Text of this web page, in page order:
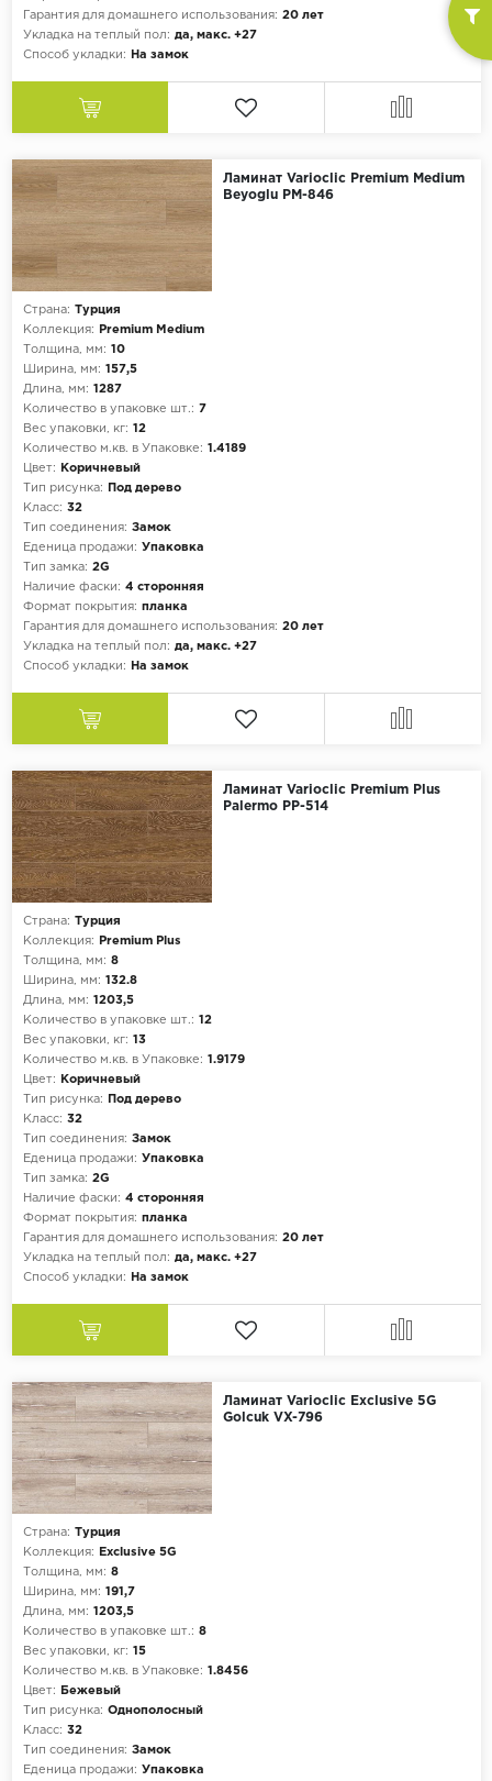
Гарантия для домашнего использования: 20 лет
Укладка на теплый пол: да, макс. +27
Способ укладки:
На замок
Ламинат Varioclic Premium Medium
Beyoglu PM-846
Страна: Турция
Коллекция:
Premium Medium
Толщина, мм: 10
Ширина, мм: 157,5
Длина, мм: 1287
Количество в упаковке шт.: 7
Вес упаковки, кг: 12
Количество м.кв. в Упаковке: 1.4189
Цвет:
Коричневый
Тип рисунка:
Под дерево
Класс: 32
Тип соединения: Замок
Еденица продажи: Упаковка
Тип замка: 2G
Наличие фаски: 4 сторонняя
Формат покрытия: планка
Гарантия для домашнего использования: 20 лет
Укладка на теплый пол: да, макс. +27
Способ укладки:
На замок
Ламинат Varioclic Premium Plus
Palermo PP-514
Страна: Турция
Коллекция:
Premium Plus
Толщина, мм: 8
Ширина, мм: 132.8
Длина, мм: 1203,5
Количество в упаковке шт.: 12
Вес упаковки, кг: 13
Количество м.кв. в Упаковке: 1.9179
Цвет:
Коричневый
Тип рисунка:
Под дерево
Класс: 32
Тип соединения: Замок
Еденица продажи: Упаковка
Тип замка: 2G
Наличие фаски: 4 сторонняя
Формат покрытия: планка
Гарантия для домашнего использования: 20 лет
Укладка на теплый пол: да, макс. +27
Способ укладки:
На замок
Ламинат Varioclic Exclusive 5G
Golcuk VX-796
Страна: Турция
Коллекция:
Exclusive 5G
Толщина, мм: 8
Ширина, мм: 191,7
Длина, мм: 1203,5
Количество в упаковке шт.: 8
Вес упаковки, кг: 15
Количество м.кв. в Упаковке: 1.8456
Цвет:
Бежевый
Тип рисунка: Однополосный
Класс: 32
Тип соединения: Замок
Еденица продажи: Упаковка